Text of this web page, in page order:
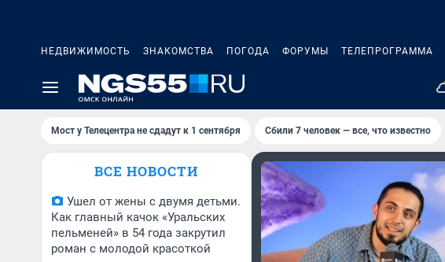
НЕДВИЖИМОСТЬ ЗНАКОМСТВА ПОГОДА ФОРУМЫ ТЕЛЕПРОГРАММА
Мост у Телецентра не сдадут к 1 сентября Сбили 7 человек — все, что известно
ВСЕ НОВОСТИ
Ушел от жены с двумя детьми.
Как главный качок «Уральских
пельменей» в 54 года закрутил
роман с молодой красоткой